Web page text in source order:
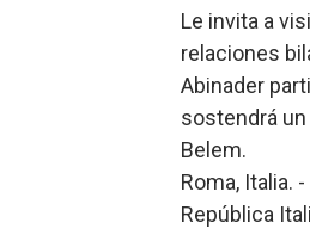
Le invita a
relaciones
Abinader
sostendrá
Belem.
Roma, Italia.
República